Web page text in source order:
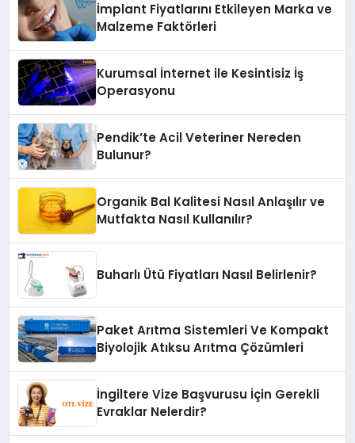
İmplant Fiyatlarını Etkileyen Marka ve
Malzeme Faktörleri
Kurumsal İnternet ile Kesintisiz İş
Operasyonu
Pendik’te Acil Veteriner Nereden
Bulunur?
Organik Bal Kalitesi Nasıl Anlaşılır ve
Mutfakta Nasıl Kullanılır?
Buharlı Ütü Fiyatları Nasıl Belirlenir?
Paket Arıtma Sistemleri Ve Kompakt
Biyolojik Atıksu Arıtma Çözümleri
İngiltere Vize Başvurusu İçin Gerekli
Evraklar Nelerdir?